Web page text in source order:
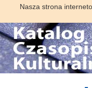
Nasza strona